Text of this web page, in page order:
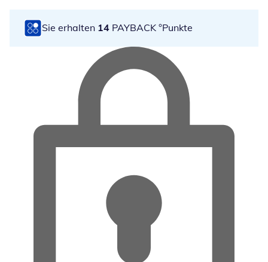
Sie erhalten 14 PAYBACK °Punkte